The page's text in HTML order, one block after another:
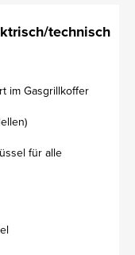
technisch
im Gasgrillkoffer
für alle